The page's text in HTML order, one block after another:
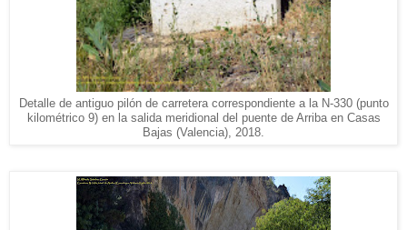
Detalle de antiguo pilón de carretera correspondiente a la N-330 (punto
kilométrico 9) en la salida meridional del puente de Arriba en Casas
Bajas (Valencia), 2018.